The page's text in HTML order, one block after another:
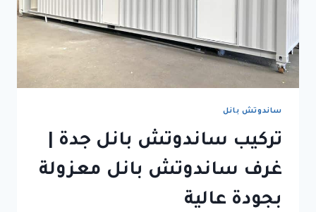
ساندوتش بانل
تركيب ساندوتش بانل جدة |
غرف ساندوتش بانل معزولة
بجودة عالية